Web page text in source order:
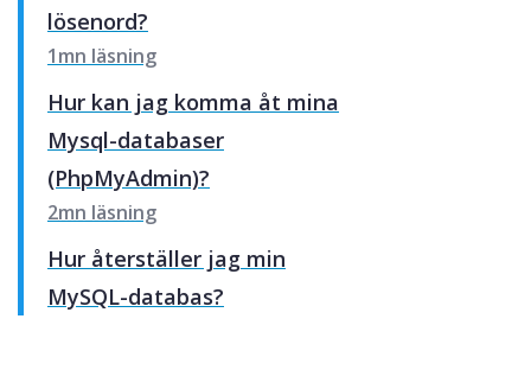
lösenord?
1mn läsning
Hur kan jag komma åt mina
Mysql-databaser
(PhpMyAdmin)?
2mn läsning
Hur återställer jag min
MySQL-databas?